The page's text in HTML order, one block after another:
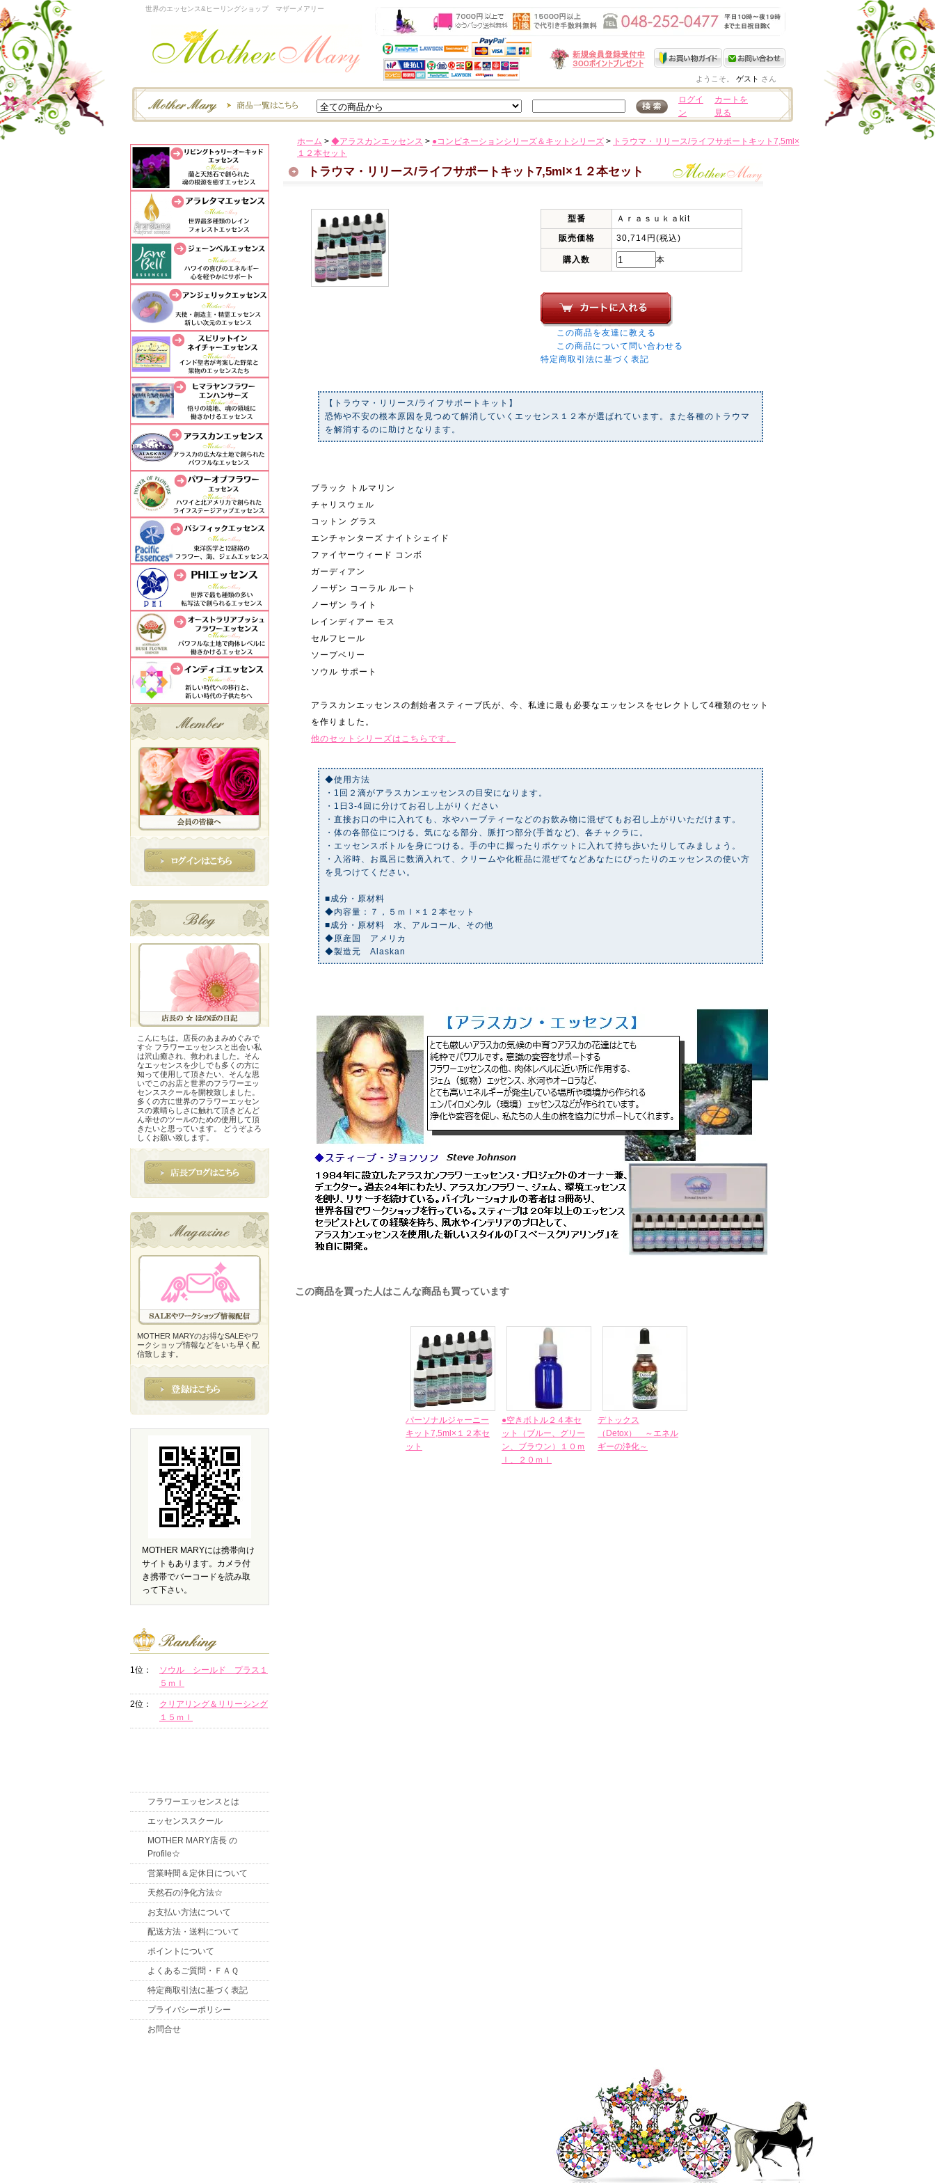
世界のエッセンス&ヒーリングショップ マザーメアリー
ようこそ。 ゲスト さん
ログイ
ン
カートを
見る
ホーム > ◆アラスカンエッセンス > ●コンビネーションシリーズ＆キットシリーズ > トラウマ・リリース/ライフサポートキット7,5ml×
１２本セット
トラウマ・リリース/ライフサポートキット7,5ml×１２本セット
型番
Ａｒａｓｕｋａkit
販売価格
30,714円(税込)
購入数 本
この商品を友達に教える
この商品について問い合わせる
特定商取引法に基づく表記
【トラウマ・リリース/ライフサポートキット】
恐怖や不安の根本原因を見つめて解消していくエッセンス１２本が選ばれています。また各種のトラウマ
を解消するのに助けとなります。
ブラック トルマリン
チャリスウェル
コットン グラス
エンチャンターズ ナイトシェイド
ファイヤーウィード コンボ
ガーディアン
ノーザン コーラル ルート
ノーザン ライト
レインディアー モス
セルフヒール
ソープベリー
ソウル サポート
アラスカンエッセンスの創始者スティーブ氏が、今、私達に最も必要なエッセンスをセレクトして4種類のセット
を作りました。
他のセットシリーズはこちらです。
◆使用方法
・1回２滴がアラスカンエッセンスの目安になります。
・1日3-4回に分けてお召し上がりください
・直接お口の中に入れても、水やハーブティーなどのお飲み物に混ぜてもお召し上がりいただけます。
・体の各部位につける。気になる部分、脈打つ部分(手首など)、各チャクラに。
・エッセンスボトルを身につける。手の中に握ったりポケットに入れて持ち歩いたりしてみましょう。
・入浴時、お風呂に数滴入れて、クリームや化粧品に混ぜてなどあなたにぴったりのエッセンスの使い方
を見つけてください。
■成分・原材料
◆内容量：７，５ｍｌ×１２本セット
■成分・原材料 水、アルコール、その他
◆原産国 アメリカ
◆製造元 Alaskan
この商品を買った人はこんな商品も買っています
パーソナルジャーニー
キット7,5ml×１２本セ
ット
●空きボトル２４本セ
ット（ブルー、グリー
ン、ブラウン）１０ｍ
ｌ、２０ｍｌ
デトックス
（Detox） ～エネル
ギーの浄化～
こんにちは。店長のあまみめぐみで
す☆ フラワーエッセンスと出会い私
は沢山癒され、救われました。そん
なエッセンスを少しでも多くの方に
知って使用して頂きたい、そんな思
いでこのお店と世界のフラワーエッ
センススクールを開校致しました。
多くの方に世界のフラワーエッセン
スの素晴らしさに触れて頂きどんど
ん幸せのツールのための使用して頂
きたいと思っています。 どうぞよろ
しくお願い致します。
MOTHER MARYのお得なSALEやワ
ークショップ情報などをいち早く配
信致します。
MOTHER MARYには携帯向け
サイトもあります。カメラ付
き携帯でバーコードを読み取
って下さい。
1位：
ソウル シールド プラス１
５ｍｌ
2位：
クリアリング＆リリーシング
１５ｍｌ
フラワーエッセンスとは
エッセンススクール
MOTHER MARY店長 の
Profile☆
営業時間＆定休日について
天然石の浄化方法☆
お支払い方法について
配送方法・送料について
ポイントについて
よくあるご質問・ＦＡＱ
特定商取引法に基づく表記
プライバシーポリシー
お問合せ